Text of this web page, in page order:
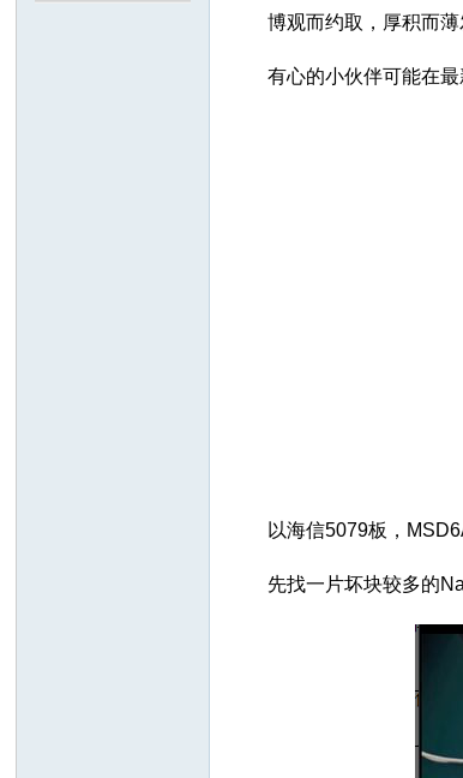
博观而约取，厚积而薄
有心的小伙伴可能在
以海信5079板，
先找一片坏块较多的